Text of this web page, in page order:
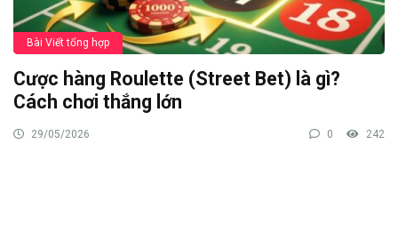
Bài Viết tổng hợp
Cược hàng Roulette (Street Bet) là gì?
Cách chơi thắng lớn
29/05/2026 0 242